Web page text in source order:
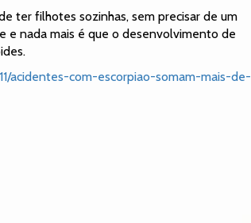
ter filhotes sozinhas, sem precisar de um
e nada mais é que o desenvolvimento de
acidentes-com-escorpiao-somam-mais-de-